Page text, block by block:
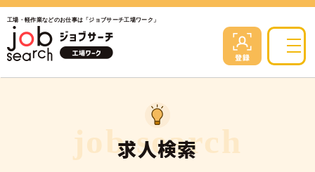
工場・軽作業などのお仕事は「ジョブサーチ工場ワーク」
求人検索
job search